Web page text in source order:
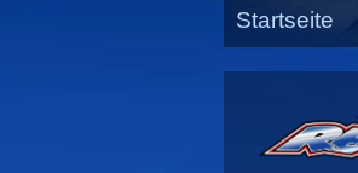
Startseite